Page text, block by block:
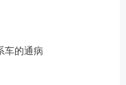
车的通病